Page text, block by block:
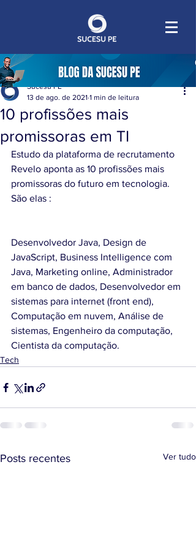
10 profissões mais
promissoras em TI
Sucesu PE
13 de ago. de 2021 1 min de leitura
Estudo da plataforma de recrutamento
Revelo aponta as 10 profissões mais
promissoras do futuro em tecnologia.
São elas :
Desenvolvedor Java, Design de
JavaScript, Business Intelligence com
Java, Marketing online, Administrador
em banco de dados, Desenvolvedor em
sistemas para internet (front end),
Computação em nuvem, Análise de
sistemas, Engenheiro da computação,
Cientista da computação.
Tech
Posts recentes Ver tudo